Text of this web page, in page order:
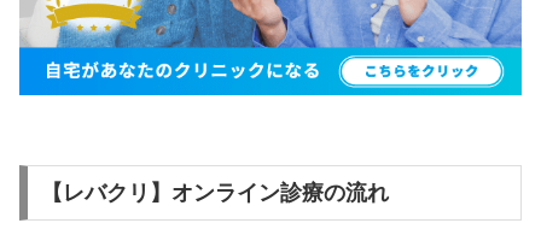
【レバクリ】オンライン診療の流れ